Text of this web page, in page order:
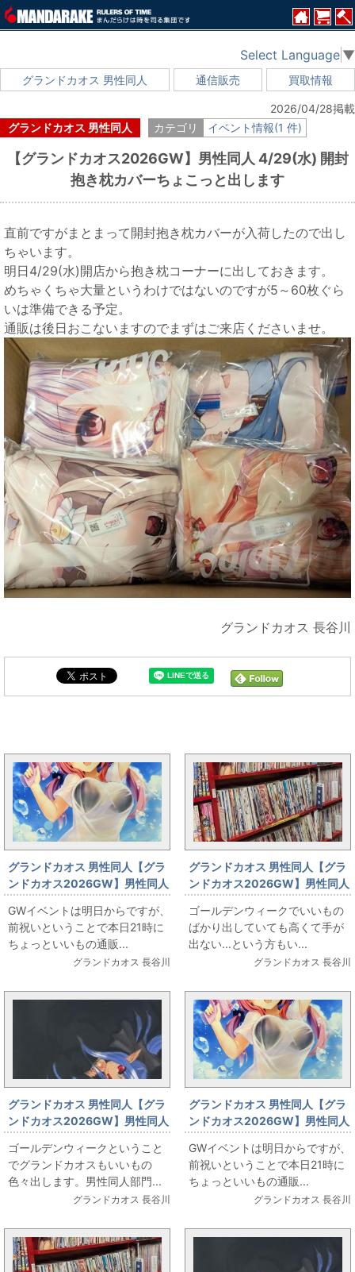
グランドカオス 男性同人 通信販売 買取情報
Select Language ▼
グランドカオス 男性同人 カテゴリ イベント情報(1 件)
2026/04/28掲載
【グランドカオス2026GW】男性同人 4/29(水) 開封
抱き枕カバーちょこっと出します
直前ですがまとまって開封抱き枕カバーが入荷したので出し
ちゃいます。
明日4/29(水)開店から抱き枕コーナーに出しておきます。
めちゃくちゃ大量というわけではないのですが5～60枚ぐら
いは準備できる予定。
通販は後日おこないますのでまずはご来店くださいませ。
グランドカオス 長谷川
グランドカオス 男性同人【グラ
ンドカオス2026GW】男性同人
4/28(火)21時～通信販売でまど
そふとのクラファン返礼グッズ
色々出します
GWイベントは明日からですが、
前祝いということで本日21時に
ちょっといいもの通販...
グランドカオス 長谷川
グランドカオス 男性同人【グラ
ンドカオス2026GW】男性同人
5/1(金)ジャンク同人誌コーナー
総入れ替え
ゴールデンウィークでいいもの
ばかり出していても高くて手が
出ない...という方もい...
グランドカオス 長谷川
グランドカオス 男性同人【グラ
ンドカオス2026GW】男性同人
5/2(土) 少女標本の武内崇参加
同人誌あれこれ
ゴールデンウィークということ
でグランドカオスもいいもの
色々出します。男性同人部門...
グランドカオス 長谷川
グランドカオス 男性同人【グラ
ンドカオス2026GW】男性同人
4/28(火)21時～通信販売でまど
そふとのクラファン返礼グッズ
色々出します
GWイベントは明日からですが、
前祝いということで本日21時に
ちょっといいもの通販...
グランドカオス 長谷川